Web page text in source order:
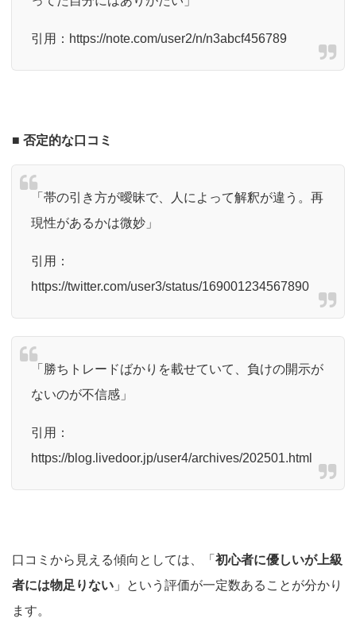
引用： https://note.com/user2/n/n3abcf456789
■ 否定的な口コミ
「帯の引き方が曖昧で、人によって解釈が違う。再
現性があるかは微妙」
引用：
https://twitter.com/user3/status/169001234567890
「勝ちトレードばかりを載せていて、負けの開示が
ないのが不信感」
引用：
https://blog.livedoor.jp/user4/archives/202501.html
口コミから見える傾向としては、「 初心者に優しいが上級
者には物足りない 」という評価が一定数あることが分かり
ます。